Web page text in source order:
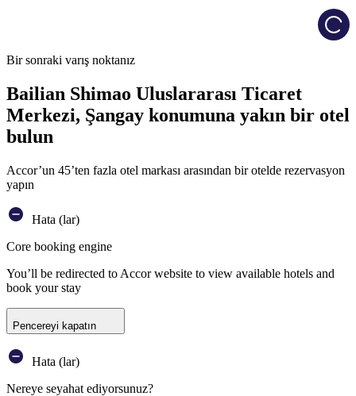
Bir sonraki varış noktanız
Bailian Shimao Uluslararası Ticaret
Merkezi, Şangay konumuna yakın bir otel
bulun
Accor’un 45’ten fazla otel markası arasından bir otelde rezervasyon
yapın
Hata (lar)
Core booking engine
You’ll be redirected to Accor website to view available hotels and
book your stay
Pencereyi kapatın
Hata (lar)
Nereye seyahat ediyorsunuz?